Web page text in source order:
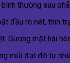
thường sau
đầu rõ nét, tình
Gương mặt hài
mũi đạt độ tự